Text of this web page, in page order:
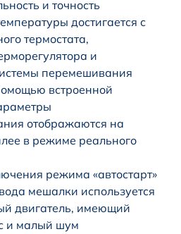
и точность
достигается с
термостата,
и
перемешивания
встроенной
отображаются на
в режиме реального
режима «автостарт»
мешалки используется
двигатель, имеющий
и малый шум